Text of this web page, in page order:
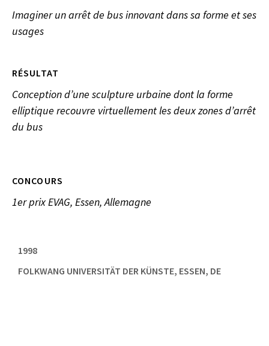
Imaginer un arrêt de bus innovant dans sa forme et ses
usages
RÉSULTAT
Conception d’une sculpture urbaine dont la forme
elliptique recouvre virtuellement les deux zones d’arrêt
du bus
CONCOURS
1er prix EVAG, Essen, Allemagne
1998
FOLKWANG UNIVERSITÄT DER KÜNSTE, ESSEN, DE